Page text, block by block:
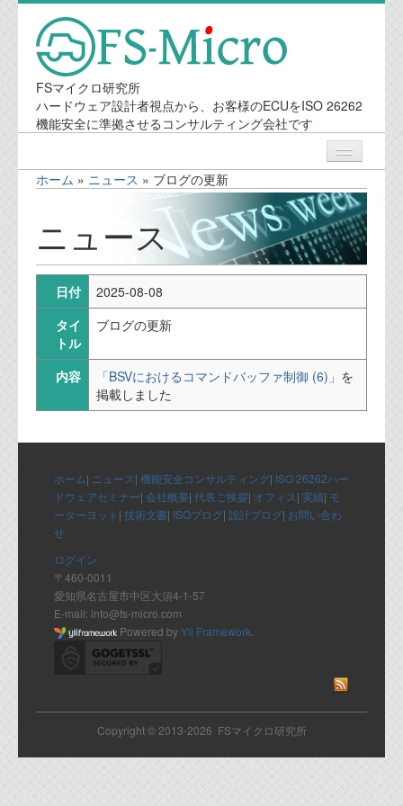
FSマイクロ研究所
ハードウェア設計者視点から、お客様のECUをISO 26262
機能安全に準拠させるコンサルティング会社です
ニュース
業務内容
機能安全コンサルティング
会社案内
会社概要
実績
ブログ
機能安全ブログ
設計ブログ
テクノロジ
ブログテーマ
ホーム » ニュース » ブログの更新
ニュース
日付
2025-08-08
タイ
トル
ブログの更新
内容 「BSVにおけるコマンドバッファ制御 (6)」 を
掲載しました
ホーム| ニュース| 機能安全コンサルティング| ISO 26262ハー
ドウェアセミナー| 会社概要| 代表ご挨拶| オフィス| 実績| モ
ーターヨット | 技術文書| ISOブログ| 設計ブログ| お問い合わ
せ
ログイン
〒460-0011
愛知県名古屋市中区大須4-1-57
E-mail: info@fs-micro.com
Powered byYii Framework
Copyright © 2013-2026 FSマイクロ研究所